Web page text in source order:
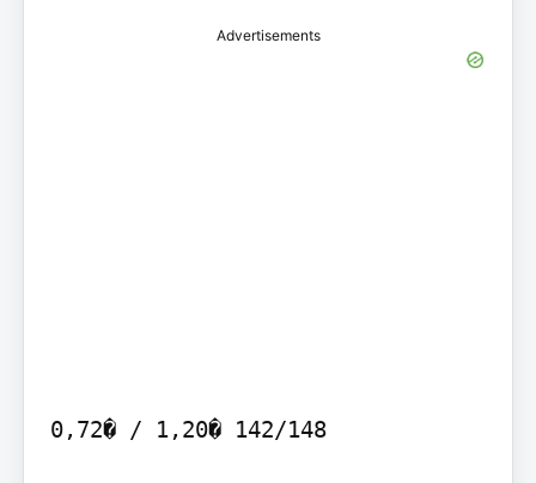
Advertisements
0,72� / 1,20� 142/148